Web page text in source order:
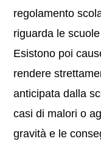
regolamento
riguarda le
Esistono poi
rendere
anticipata dalla
casi di malori o
gravità e le